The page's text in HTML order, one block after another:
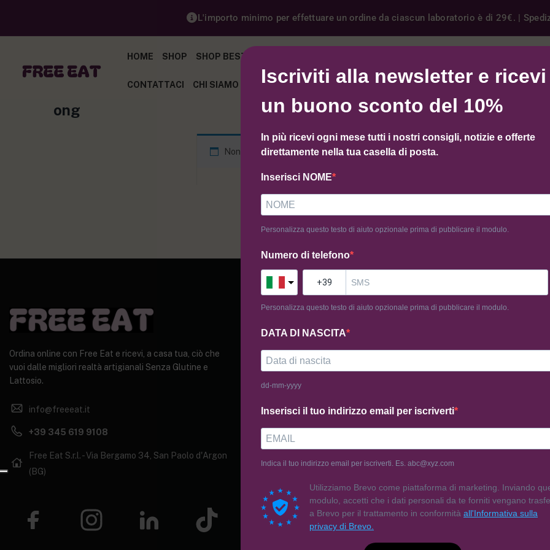
Iscriviti alla newsletter e ricevi
un buono sconto del 10%
In più ricevi ogni mese tutti i nostri consigli, notizie e offerte
direttamente nella tua casella di posta.
Inserisci NOME
Personalizza questo testo di aiuto opzionale prima di pubblicare il modulo.
Numero di telefono
Personalizza questo testo di aiuto opzionale prima di pubblicare il modulo.
DATA DI NASCITA
dd-mm-yyyy
Inserisci il tuo indirizzo email per iscriverti
Indica il tuo indirizzo email per iscriverti. Es. abc@xyz.com
Utilizziamo Brevo come piattaforma di marketing. Inviando
modulo, accetti che i dati personali da te forniti vengano
a Brevo per il trattamento in conformità all'Informativa sulla
privacy di Brevo.
L'importo minimo per effettuare un ordine da ciascun laboratorio è di 29€. |
HOME SHOP SHOP BEST SELLER
CONTATTACI CHI SIAMO BLOG
ong
Non è stato trovato nessun prodotto che corrisponde alla tua selezione.
Ordina online con Free Eat e ricevi, a casa tua, ciò che
vuoi dalle migliori realtà artigianali Senza Glutine e
Lattosio.
info@freeeat.it
+39 345 619 9108
Free Eat S.r.l. - Via Bergamo 34, San Paolo d'Argon
(BG)
AIUTO & GUIDA
Termini e Condizioni
Cookie Policy